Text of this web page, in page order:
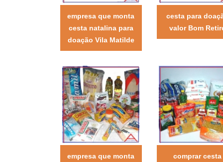
empresa que monta
cesta natalina para
doação Vila Matilde
cesta para
valor Bom
empresa que monta
comprar cesta